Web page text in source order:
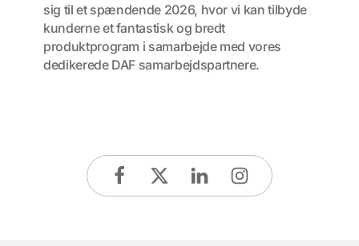
sig til et spændende 2026, hvor vi kan tilbyde
kunderne et fantastisk og bredt
produktprogram i samarbejde med vores
dedikerede DAF samarbejdspartnere.